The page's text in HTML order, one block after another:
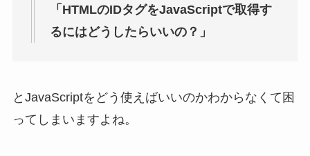
「HTMLのIDタグをJavaScriptで取得す
るにはどうしたらいいの？」
とJavaScriptをどう使えばいいのかわからなくて困
ってしまいますよね。